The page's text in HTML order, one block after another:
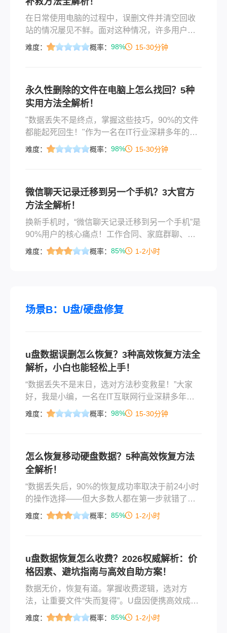
在日常使用电脑的过程中，误删文件并清空回收
站的情况屡见不鲜。面对这种情况，许多用户都
会感到焦虑，迫切想知道电脑回收站删除的文件
几种行之有效的数据恢复方案。
难度： 概率： 98% 15-30分钟
永久性删除的文件在电脑上怎么找回？5种
实用方法全解析！
​"数据丢失不是终点，掌握这些技巧，90%的文件
都能起死回生！"作为一名在IT行业深耕多年的软
件测评博主，我每天都会收到大量粉丝求助："不
件、清空回收站、或意外格式化存储设备，足以
让人瞬间崩溃！
难度： 概率： 98% 15-30分钟
微信聊天记录迁移到另一个手机？3大官方
方法全解析！
换新手机时，“微信聊天记录迁移到另一个手机”是
90%用户的核心痛点！工作合同、家庭群聊、孩
子成长记录……一旦丢失难以弥补。本文严格依
成无缝迁移，新旧手机聊天记录0丢失！
难度： 概率： 85% 1-2小时
场景B：U盘/硬盘修复
u盘数据误删怎么恢复？3种高效恢复方法全
解析，小白也能轻松上手！
“数据丢失不是末日，选对方法秒变救星！”大家
好，我是小编，一名在IT互联网行业深耕多年的
电脑软件测评博主。每天，我都能收到无数用户
来的不仅是时间损失，更是情感上的焦虑。
难度： 概率： 98% 15-30分钟
怎么恢复移动硬盘数据？5种高效恢复方法
全解析！
“数据丢失后，90%的恢复成功率取决于前24小时
的操作选择——但大多数人都在第一步就错了！”
作为一名从事电脑软件测评多年的博主，小编每
移动硬盘数据恢复的常用方法，每种方法都会详
细说明操作步骤、适用场景和注意事项，帮你避
开那些常见的“坑”。本文所有方法都经过实测，且
会分享独家恢复技巧，记得看到最后！
难度： 概率： 85% 1-2小时
u盘数据恢复怎么收费？2026权威解析：价
格因素、避坑指南与高效自助方案！
数据无价，恢复有道。掌握收费逻辑，选对方
法，让重要文件“失而复得”。U盘因便携高效成为
日常办公学习的得力助手，但误删、格式化、病
难度： 概率： 85% 1-2小时